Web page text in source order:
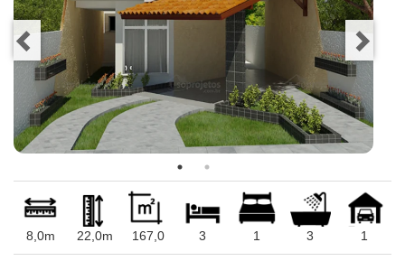
8,0m 22,0m 167,0 3 1 3 1